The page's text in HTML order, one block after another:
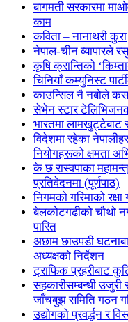
बागमती सरकारमा
काम
कविता – नानाथरी कुरा
नेपाल-चीन व्यापारले
कृषि क्रान्तिको
चिनियाँ कम्युनिस्ट
काउन्सिल नै नबोले
सेभेन स्टार
भारतमा लामखुट्टेबाट
विदेशमा रहेका
नियोगहरूको क्षमता
के छ रास्वपाका
प्रतिवेदनमा (पूर्णपाठ)
निगमको गरिमाको
बेलकोटगढीको चौथो
पारित
अछाम छाउपडी
अध्यक्षको निर्देशन
ट्राफिक प्रहरीबाट
सहकारीसम्बन्धी
जाँचबुझ समिति गठन
उद्योगको प्रवर्द्धन र